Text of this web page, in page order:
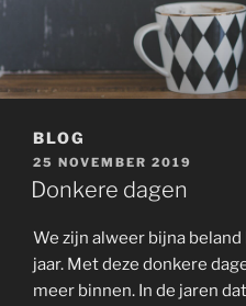
BLOG
GEPLAATST
OP
25 NOVEMBER 2019
Donkere dagen
We zijn alweer bijna
jaar. Met deze donkere
meer binnen. In de jaren